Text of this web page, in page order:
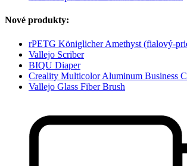
Nové produkty:
rPETG Königlicher Amethyst (fialový-
Vallejo Scriber
BIQU Diaper
Creality Multicolor Aluminum Business
Vallejo Glass Fiber Brush